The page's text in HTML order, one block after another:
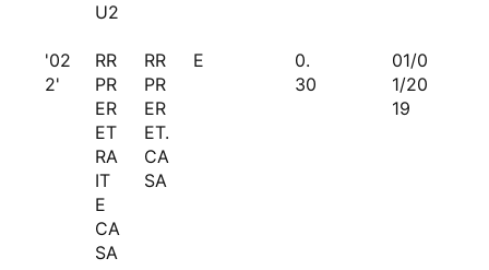
U2
'02
2'
RR
PR
ER
ET
RA
IT
E
CA
SA
RR
PR
ER
ET.
CA
SA
E
0.
30
01/0
1/20
19